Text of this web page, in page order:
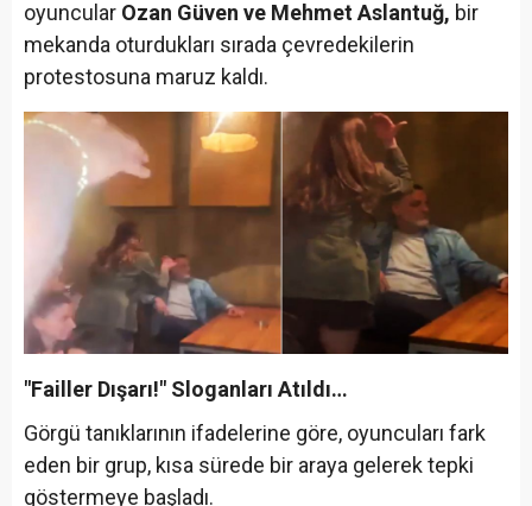
oyuncular Ozan Güven ve Mehmet Aslantuğ, bir
mekanda oturdukları sırada çevredekilerin
protestosuna maruz kaldı.
"Failler Dışarı!" Sloganları Atıldı…
Görgü tanıklarının ifadelerine göre, oyuncuları fark
eden bir grup, kısa sürede bir araya gelerek tepki
göstermeye başladı.